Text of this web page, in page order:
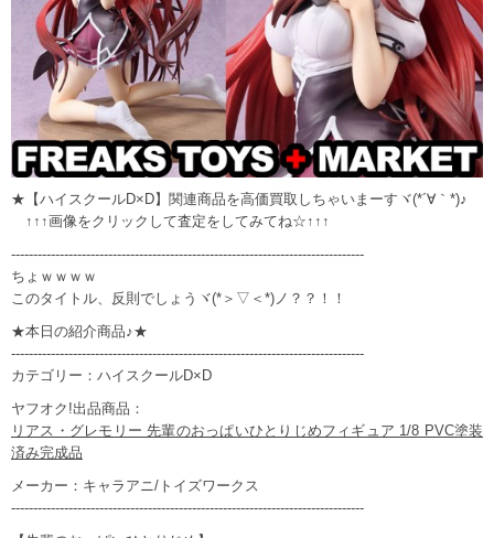
★【ハイスクールD×D】関連商品を高価買取しちゃいまーすヾ(*´∀｀*)♪
↑↑↑画像をクリックして査定をしてみてね☆↑↑↑
--------------------------------------------------------------------------------
ちょｗｗｗｗ
このタイトル、反則でしょうヾ(*＞▽＜*)ノ？？！！
★本日の紹介商品♪★
--------------------------------------------------------------------------------
カテゴリー：ハイスクールD×D
ヤフオク!出品商品：
リアス・グレモリー 先輩のおっぱいひとりじめフィギュア 1/8 PVC塗装
済み完成品
メーカー：キャラアニ/トイズワークス
--------------------------------------------------------------------------------